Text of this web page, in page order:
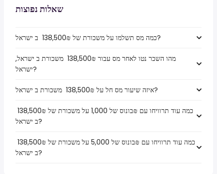
שאלות נפוצות
כמה מס תשלמו על משכורת של ₪‏138,500 ‏ ב ישראל?
מהו השכר נטו לאחר מס עבור ₪‏138,500 ‏ משכורת ב ישראל,
ישראל?
איזה שיעור מס חל על ₪‏138,500 ‏ משכורת ב ישראל?
ב ישראל?
ב ישראל?